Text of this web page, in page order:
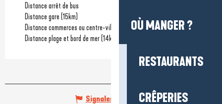
OÙ MANGER ?
RESTAURANTS
CRÊPERIES
Distance arrêt de bus
Distance gare (15km)
Distance commerces ou centre-ville
(2km)
Distance plage et bord de mer(14km)
Signaler une erreur